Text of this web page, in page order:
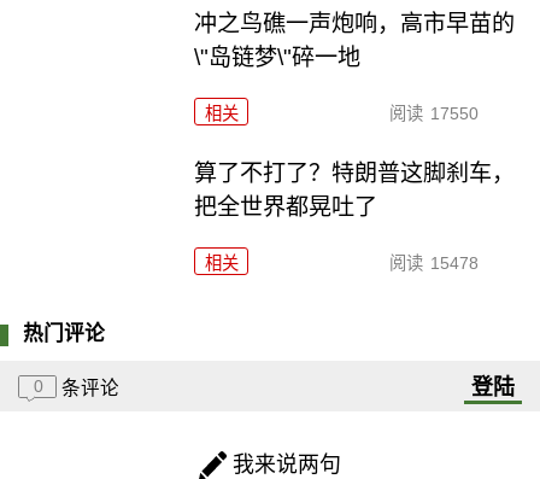
冲之鸟礁一声炮响，高市早苗的
\"岛链梦\"碎一地
相关 阅读 17550
算了不打了？特朗普这脚刹车，
把全世界都晃吐了
相关 阅读 15478
热门评论
0 条评论 登陆
我来说两句